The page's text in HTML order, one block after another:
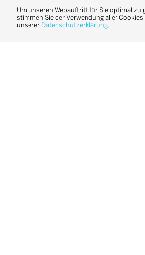
Um unseren Webauftritt für Sie optimal zu
stimmen Sie der Verwendung aller
unserer Datenschutzerklärung.